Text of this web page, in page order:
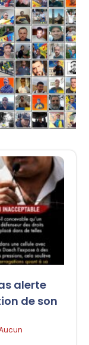
alerte
de son